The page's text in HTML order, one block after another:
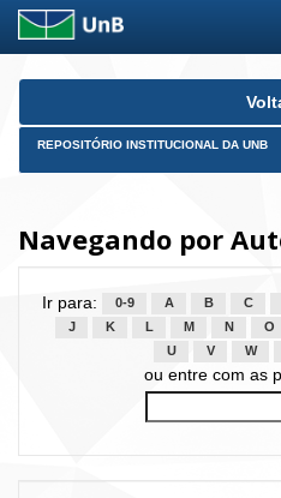
Skip
REPOSITÓRIO INSTITUCIONAL DA UNB
Navegando por
Ir para: 0-9 A B C
J
K L M N O
U
V W
ou entre com as